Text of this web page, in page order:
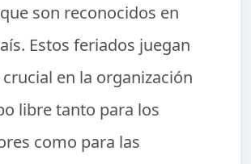
son reconocidos en
Estos feriados juegan
en la organización
libre tanto para los
como para las